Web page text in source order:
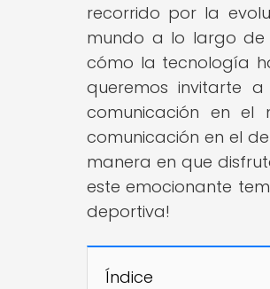
recorrido por la
mundo a lo largo de
cómo la tecnología
queremos invitarte
comunicación en el
comunicación en el
manera en que
este emocionante
deportiva!
Índice